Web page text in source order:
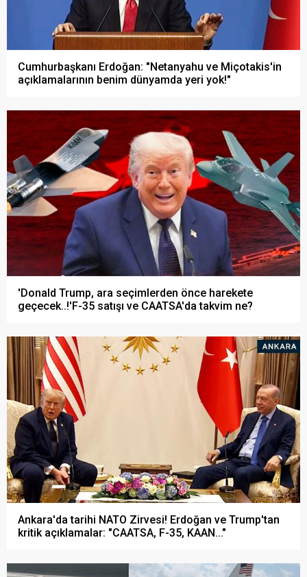
Cumhurbaşkanı Erdoğan: "Netanyahu ve Miçotakis'in
açıklamalarının benim dünyamda yeri yok!"
'Donald Trump, ara seçimlerden önce harekete
geçecek..!'F-35 satışı ve CAATSA'da takvim ne?
Ankara'da tarihi NATO Zirvesi! Erdoğan ve Trump'tan
kritik açıklamalar: "CAATSA, F-35, KAAN..."